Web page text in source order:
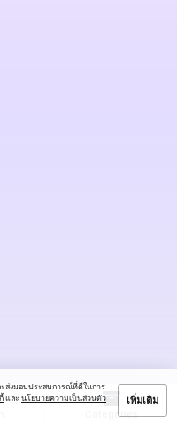
Categories
ะส่งมอบประสบการณ์ที่ดีในการ
และ นโยบายความเป็นส่วนตัว
เพิ่มเติม